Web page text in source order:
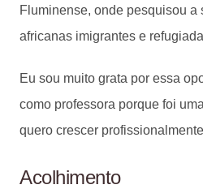
Fluminense, onde pesquisou a
africanas imigrantes e
Eu sou muito grata por essa
como professora porque foi
quero crescer
Acolhimento